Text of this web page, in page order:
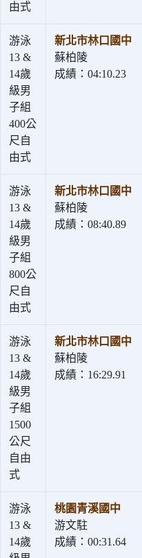
由式
游泳
13 &
14歲
級男
子組
400公
尺自
由式
新北市林口國中
蘇柏陵
成績：04:10.23
游泳
13 &
14歲
級男
子組
800公
尺自
由式
新北市林口國中
蘇柏陵
成績：08:40.89
游泳
13 &
14歲
級男
子組
1500
公尺
自由
式
新北市林口國中
蘇柏陵
成績：16:29.91
游泳
13 &
14歲
桃園青溪國中
游文駐
成績：00:31.64